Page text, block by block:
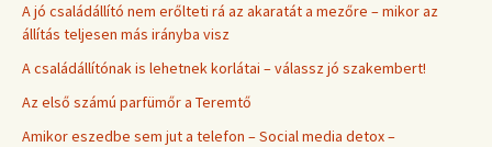
A jó családállító nem erőlteti rá az akaratát a mezőre – mikor az
állítás teljesen más irányba visz
A családállítónak is lehetnek korlátai – válassz jó szakembert!
Az első számú parfümőr a Teremtő
Amikor eszedbe sem jut a telefon – Social media detox –